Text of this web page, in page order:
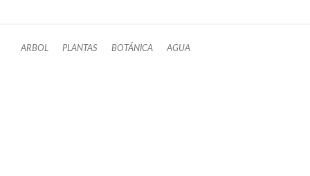
ARBOL PLANTAS BOTÁNICA AGUA